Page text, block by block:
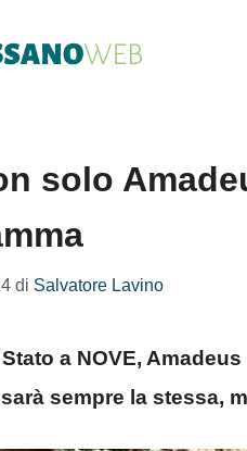
solo
di Salvatore Lavino
a NOVE,
sempre la stessa,